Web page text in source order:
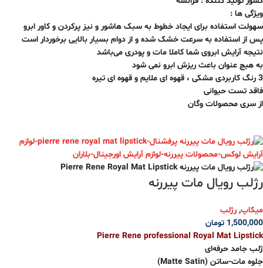
ویژگی ها :
سهولت استفاده برای ایجاد خطوط به سبک هاشور و نیز پرکردن و کاور ابرو
پس از استفاده به سرعت خشک شده و از دوام بسیار بالایی برخوردار است
نتیجه آرایش ابروی شما کاملا مات و پودری می‌باشد
به هیچ عنوان باعث ریزش ابرو نمی شود
3 رنگ کاربردی مشکی ، قهوه ای ملایم و قهوه ای تیره
فاقد تست حیوانی
از سری محصولات وگان
رژلب رویال مات پیررنه
میکاپ, رژلب
1,500,000 تومان
Pierre Rene professional Royal Mat Lipstick
ژلب جامد حرفه‌ای
جلوه مات-ساتن (Matte Satin)